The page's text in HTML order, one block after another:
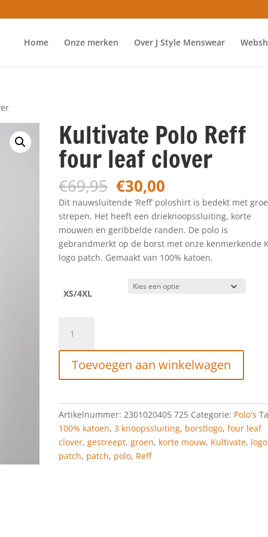
Home Onze merken Over J Style Menswear
Kultivate Polo Reff
four leaf clover
€69,95 Oorspronkelijke
prijs
was:
€69,95.
€30,00
prijs
is:
€30,00.
Dit nauwsluitende ‘Reff’ poloshirt is bedekt met
strepen. Het heeft een drieknoopssluiting, korte
mouwen en geribbelde randen. De polo is
gebrandmerkt op de borst met onze kenmerkende
logo patch. Gemaakt van 100% katoen.
XS/4XL
Polo
Reff
four
leaf
aantal
Toevoegen aan winkelwagen
Artikelnummer:2301020405 725 Categorie: Polo's
100% katoen,3 knoopssluiting, borstlogo,four leaf
clover,gestreept,groen, korte mouw, Kultivate, logo
patch, patch, polo, Reff